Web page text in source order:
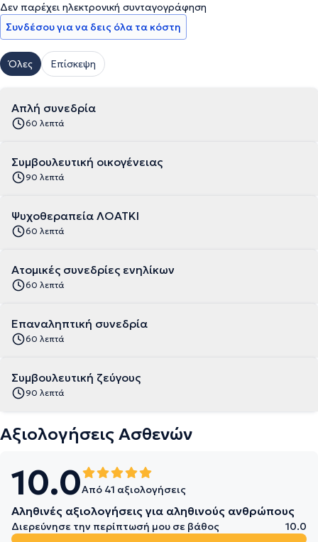
Δεν παρέχει ηλεκτρονική συνταγογράφηση
Συνδέσου για να δεις όλα τα κόστη
Όλες Επίσκεψη
Απλή συνεδρία
60 λεπτά
Συμβουλευτική οικογένειας
90 λεπτά
Ψυχοθεραπεία ΛΟΑΤΚΙ
60 λεπτά
Ατομικές συνεδρίες ενηλίκων
60 λεπτά
Επαναληπτική συνεδρία
60 λεπτά
Συμβουλευτική ζεύγους
90 λεπτά
Αξιολογήσεις Ασθενών
10.0Από 41 αξιολογήσεις
Αληθινές αξιολογήσεις για αληθινούς ανθρώπους
Διερεύνησε την περίπτωσή μου σε βάθος
10.0